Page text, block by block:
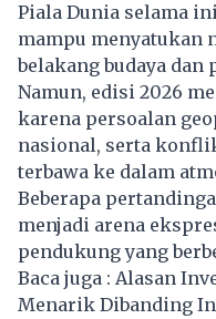
Piala Dunia selama
mampu menyatukan
belakang budaya dan
Namun, edisi 2026
karena persoalan
nasional, serta
terbawa ke dalam
Beberapa
menjadi arena
pendukung yang
Baca juga : Alasan
Menarik Dibanding